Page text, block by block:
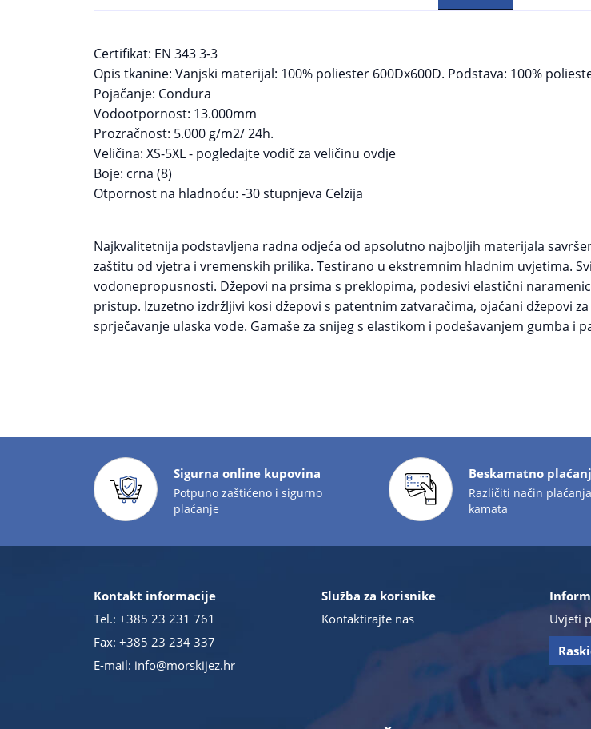
Certifikat: EN 343 3-3
Opis tkanine: Vanjski materijal: 100% poliester 600Dx600D. Podstava: 100%
Pojačanje: Condura
Vodootpornost: 13.000mm
Prozračnost: 5.000 g/m2/ 24h.
Veličina: XS-5XL - pogledajte vodič za veličinu ovdje
Boje: crna (8)
Otpornost na hladnoću: -30 stupnjeva Celzija
Najkvalitetnija podstavljena radna odjeća od apsolutno najboljih materijala
zaštitu od vjetra i vremenskih prilika. Testirano u ekstremnim hladnim uvjetima.
vodonepropusnosti. Džepovi na prsima s preklopima, podesivi elastični
pristup. Izuzetno izdržljivi kosi džepovi s patentnim zatvaračima, ojačani džepovi
sprječavanje ulaska vode. Gamaše za snijeg s elastikom i podešavanjem gumba i
Sigurna online kupovina
Potpuno zaštićeno i sigurno
plaćanje
Beskamatno
Različiti način
kamata
Kontakt informacije
Tel.: +385 23 231 761
Fax: +385 23 234 337
E-mail: info@morskijez.hr
Služba za korisnike
Kontaktirajte nas
Uvjeti